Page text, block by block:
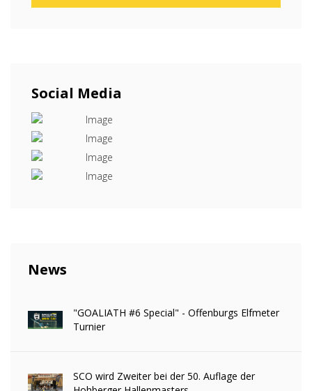
Social Media
News
"GOALIATH #6 Special" - Offenburgs Elfmeter
Turnier
SCO wird Zweiter bei der 50. Auflage der